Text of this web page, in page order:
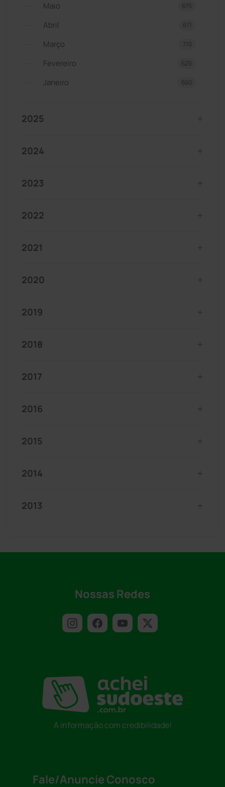
Maio 675
Abril 671
Março 710
Fevereiro 625
Janeiro 660
2025
2024
2023
2022
2021
2020
2019
2018
2017
2016
2015
2014
2013
Nossas Redes
A informação com credibilidade!
Fale/Anuncie Conosco